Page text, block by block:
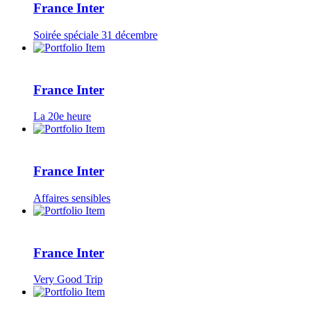
France Inter
Soirée spéciale 31 décembre
France Inter
La 20e heure
France Inter
Affaires sensibles
France Inter
Very Good Trip